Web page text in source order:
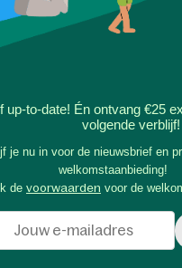
up-to-date! Én ontvang €25
volgende verblijf!
je nu in voor de nieuwsbrief en
welkomstaanbieding!
de voorwaarden voor de